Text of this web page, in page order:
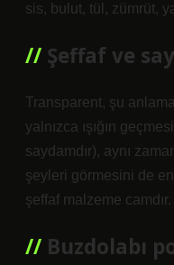
sis, bulut, tül, zümrüt,
Şeffaf ve
Transparent, şu
yalnızca ışığın
saydamdır), aynı
şeyleri görmesini de
şeffaf malzeme camdır.
Buzdolabı